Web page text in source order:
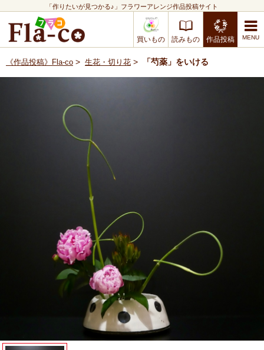
「作りたいが見つかる♪」フラワーアレンジ作品投稿サイト
買いもの 読みもの 作品投稿
《作品投稿》Fla-co > 生花・切り花 > 「芍薬」をいける